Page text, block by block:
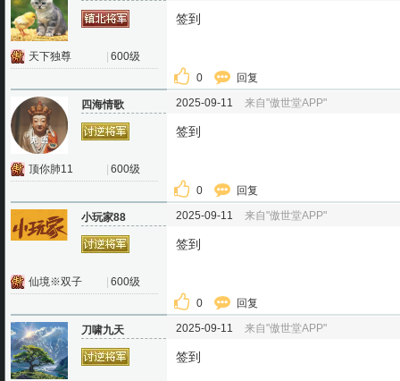
天下独尊 600级
签到
0 回复
四海情歌
顶你肺11 600级
2025-09-11 来自"傲世堂APP"
签到
0 回复
小玩家88
仙境※双子 600级
2025-09-11 来自"傲世堂APP"
签到
0 回复
刀啸九天 2025-09-11 来自"傲世堂APP"
签到